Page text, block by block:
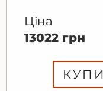
Ціна
13022 грн